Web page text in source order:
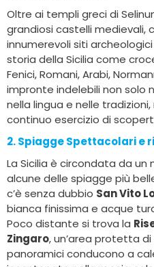
Oltre ai templi greci di
grandiosi castelli medievali,
innumerevoli siti
storia della Sicilia come
Fenici, Romani, Arabi,
impronte indelebili non solo
nella lingua e nelle
continuo esercizio di
2. Spiagge Spettacolari e
La Sicilia è circondata da
alcune delle spiagge più
c’è senza dubbio San Vito
bianca finissima e acque
Poco distante si trova la
Zingaro, un’area protetta
panoramici conducono a